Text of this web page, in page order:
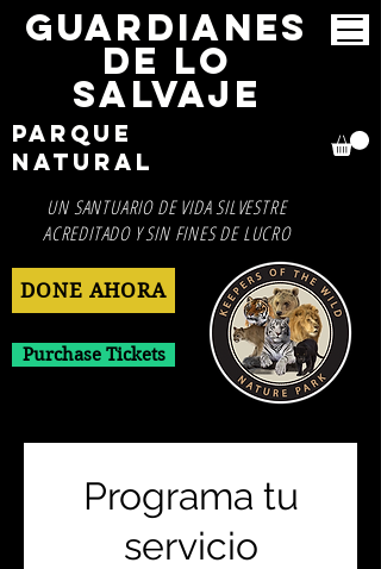
GUARDIANES
DE LO
SALVAJE
Parque
Natural
UN SANTUARIO DE VIDA SILVESTRE
ACREDITADO Y SIN FINES DE LUCRO
DONE AHORA
Purchase Tickets
Programa tu
servicio